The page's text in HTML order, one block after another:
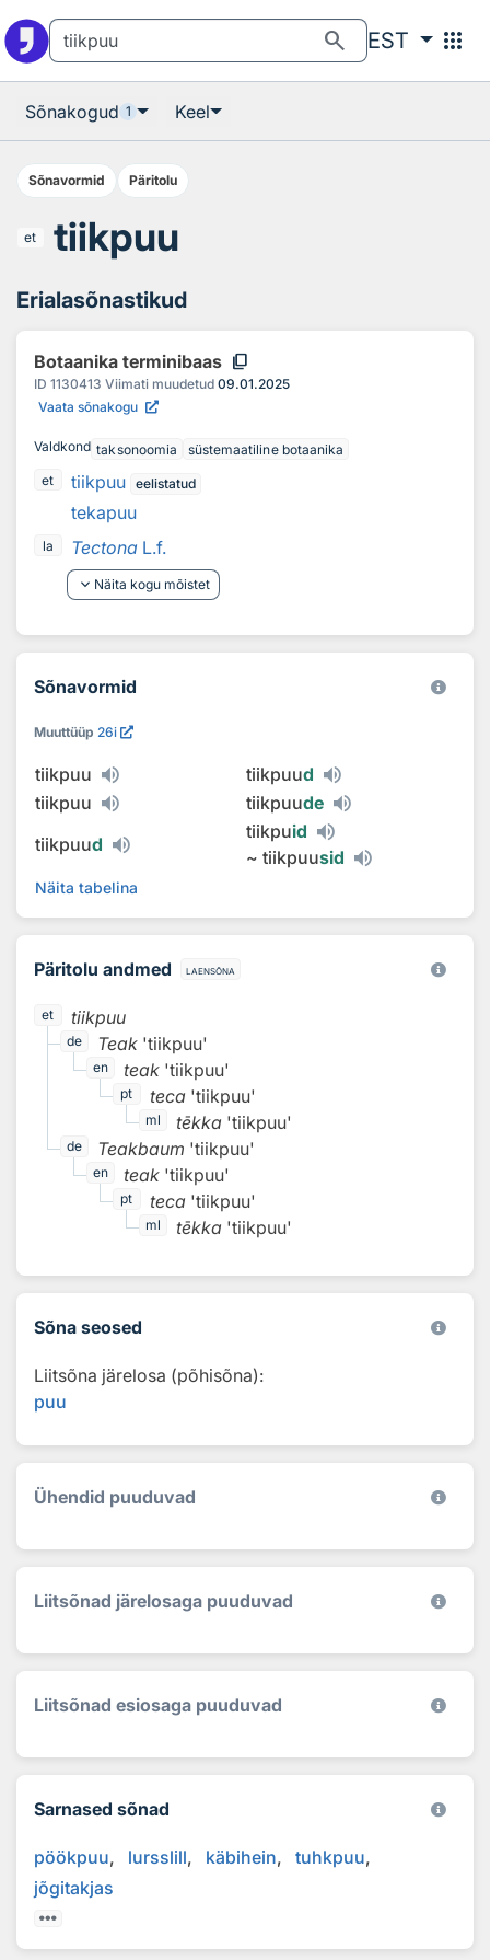
search EST apps
Sõnakogud 1 Keel
Sõnavormid Päritolu
et tiikpuu
Erialasõnastikud
Botaanika terminibaas content_copy
ID 1130413 Viimati muudetud 09.01.2025
Vaata sõnakogu
Valdkond taksonoomia
süstemaatiline botaanika
et
tiikpuu eelistatud
tekapuu
la Tectona L.f.
keyboard_arrow_down Näita kogu mõistet
Sõnavormid
Muuttüüp 26i
tiikpuu tiikpuud
tiikpuu
tiikpuude
tiikpuud
tiikpuid
~ tiikpuusid
Näita tabelina
Päritolu andmed laensõna
et tiikpuu
de Teak 'tiikpuu'
en teak 'tiikpuu'
pt teca 'tiikpuu'
ml tēkka 'tiikpuu'
de Teakbaum 'tiikpuu'
en teak 'tiikpuu'
pt teca 'tiikpuu'
ml tēkka 'tiikpuu'
Sõna seosed
Liitsõna järelosa (põhisõna):
puu
Ühendid puuduvad
Liitsõnad järelosaga puuduvad
Liitsõnad esiosaga puuduvad
Sarnased sõnad
pöökpuu lursslill käbihein
tuhkpuu
jõgitakjas